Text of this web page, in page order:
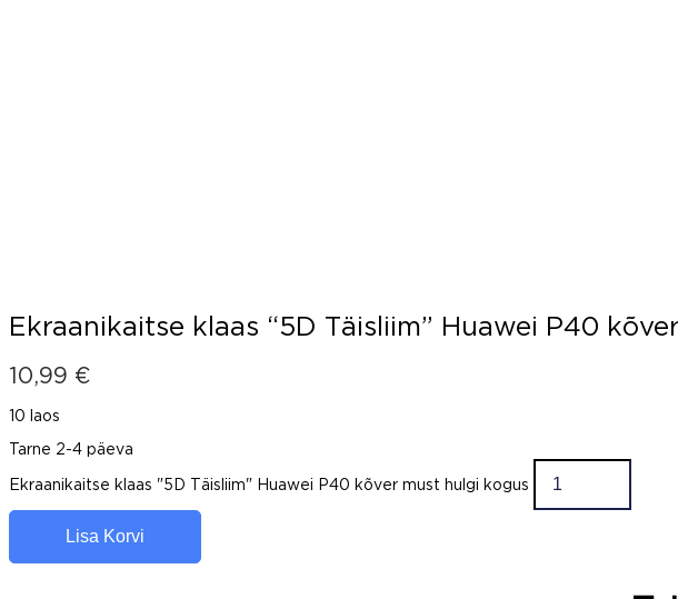
Ekraanikaitse klaas “5D Täisliim” Huawei P40
10,99 €
10 laos
Tarne 2-4 päeva
Ekraanikaitse klaas "5D Täisliim" Huawei P40 kõver must hulgi kogus
Lisa Korvi